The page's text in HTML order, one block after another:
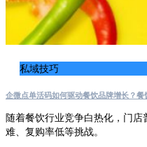
私域技巧
企微点单活码如何驱动餐饮品牌增长？
随着餐饮行业竞争白热化，门
难、复购率低等挑战。